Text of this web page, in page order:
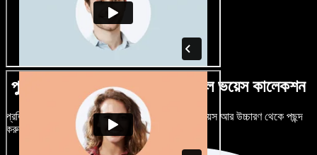
পুরুষ-নারী ভেদে নানান উচ্চারণে বিশাল ভয়েস কালেকশন
প্রতিটি প্রজেক্টকে আলাদা শোনাতে দিন। শত শত AI ভয়েস আর উচ্চারণ থেকে পছন্দ
করুন, নিজের মতো টিউন করুন।